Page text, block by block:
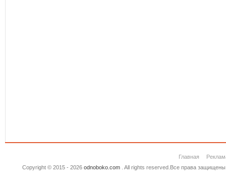
Главная
Copyright © 2015 - 2026 odnoboko.com. All rights reserved.Все права защищены.